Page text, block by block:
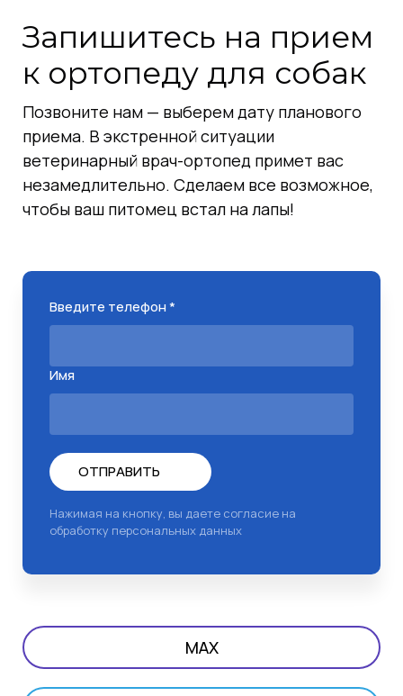
Зрелый и пожилой возраст (от 6 лет
Проявляютсяартрозы и артриты,
накопленные за жизнь. Собака
начинает хуже вставать,
"разнашивается" после сна.
У такс и корги часто
случаютсяпроблемы с дисками
(грыжи)именно в этом возрасте.
Запишитесь на прием
к ортопеду для собак
Позвоните нам — выберем дату планового
приема. В экстренной ситуации
ветеринарный врач-ортопед примет вас
незамедлительно. Сделаем все возможное,
чтобы ваш питомец встал на лапы!
Введите телефон *
Имя
ОТПРАВИТЬ
Нажимая на кнопку, вы даете согласие на
обработку персональных данных
MAX